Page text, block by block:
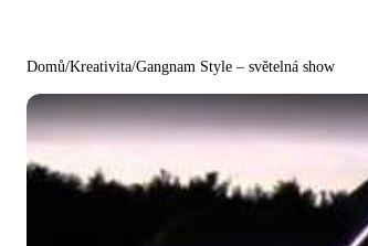
Domů/Kreativita/Gangnam Style – světelná show